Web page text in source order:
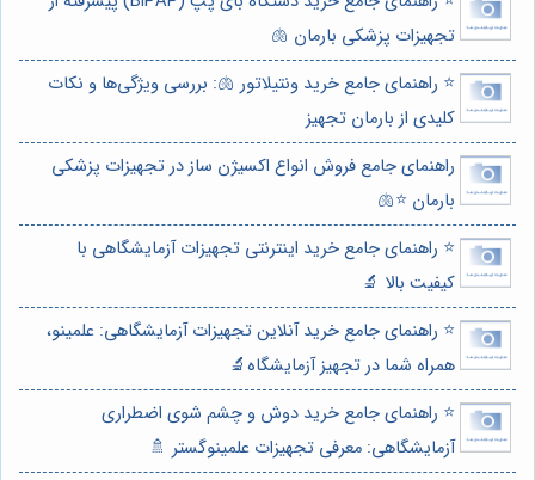
تجهیزات پزشکی بارمان 🫁
⭐️ راهنمای جامع خرید ونتیلاتور 🫁: بررسی ویژگی‌ها و نکات
کلیدی از بارمان تجهیز
راهنمای جامع فروش انواع اکسیژن ساز در تجهیزات پزشکی
بارمان ⭐️🫁
⭐️ راهنمای جامع خرید اینترنتی تجهیزات آزمایشگاهی با
کیفیت بالا 🔬
⭐️ راهنمای جامع خرید آنلاین تجهیزات آزمایشگاهی: علمینو،
همراه شما در تجهیز آزمایشگاه🔬
⭐️ راهنمای جامع خرید دوش و چشم شوی اضطراری
آزمایشگاهی: معرفی تجهیزات علمینوگستر 🚿